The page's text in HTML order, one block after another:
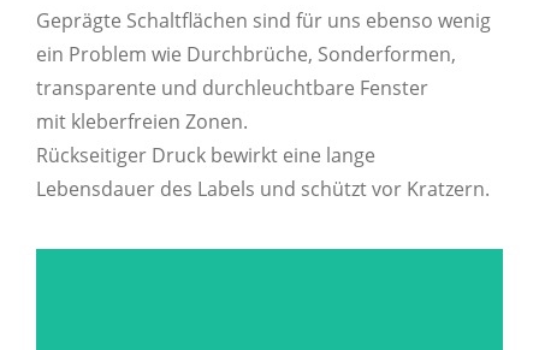
Geprägte Schaltflächen sind für uns ebenso wenig
ein Problem wie Durchbrüche, Sonderformen,
transparente und durchleuchtbare Fenster
mit kleberfreien Zonen.
Rückseitiger Druck bewirkt eine lange
Lebensdauer des Labels und schützt vor Kratzern.